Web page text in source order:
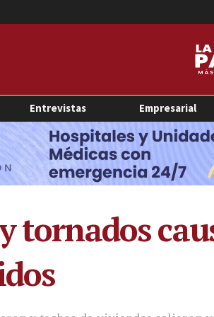
Entrevistas Empresarial
tornados